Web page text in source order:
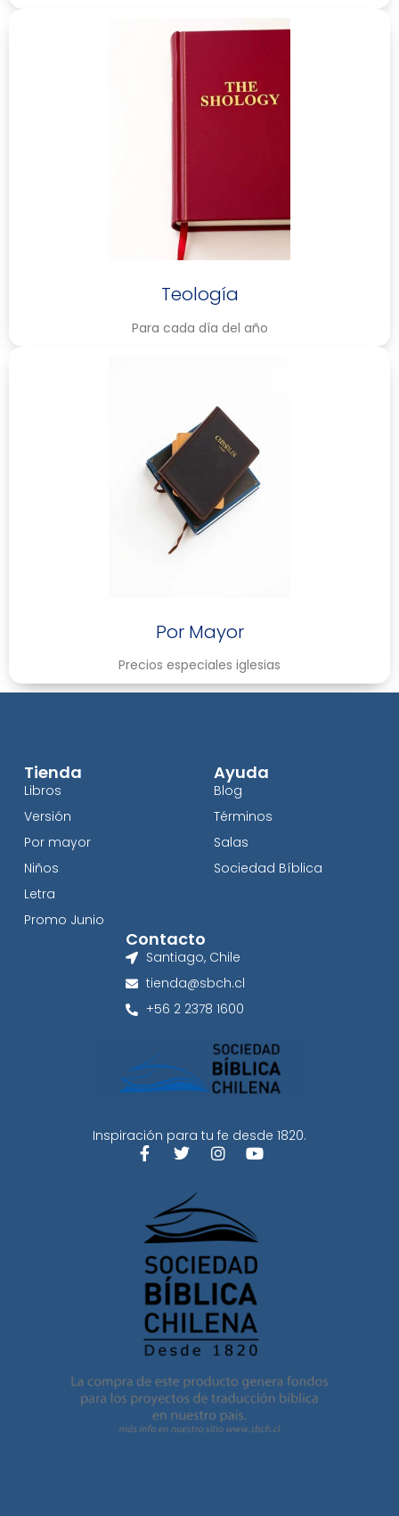
Teología
Para cada día del año
Por Mayor
Precios especiales iglesias
Inspiración para tu fe desde 1820.
Tienda
Libros
Versión
Por mayor
Niños
Letra
Promo Junio
Ayuda
Blog
Términos
Salas
Sociedad Bíblica
Contacto
Santiago, Chile
tienda@sbch.cl
+56 2 2378 1600